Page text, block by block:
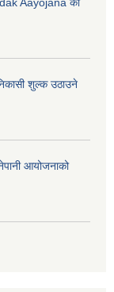
शुल्क उठाउने
आयोजनाको